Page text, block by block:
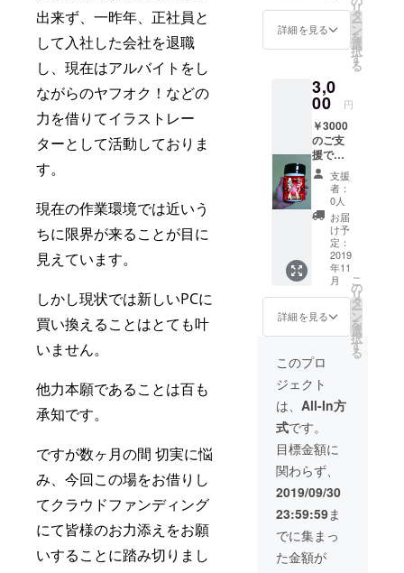
出来ず、一昨年、正社員と
して入社した会社を退職
し、現在はアルバイトをし
ながらのヤフオク！などの
力を借りてイラストレー
ターとして活動しておりま
す。
現在の作業環境では近いう
ちに限界が来ることが目に
見えています。
しかし現状では新しいPCに
買い換えることはとても叶
いません。
他力本願であることは百も
承知です。
ですが数ヶ月の間 切実に悩
み、今回この場をお借りし
てクラウドファンディング
にて皆様のお力添えをお願
いすることに踏み切りまし
ち）と
なりま
すと幸
いで
とは出
来ませ
るか
は、ラ
ンダム
イラス
ト（1人
組イラ
スト2つ
のう
ち）と
なりま
すので
ご了承
頂けま
すと幸
いで
す。
ト2つ計
8ページ
を使用
し冊子
せてい
ただき
ます。
(画像は
デザイ
ンのサ
ンプル
となり
ます。)
詳細を見る
リ
タ
ー
ン
を
選
択
す
る
3,0
00 円
￥3000
のご支
援で下
記の、
私が作
成した
イラス
トを使
用しタ
ンブ
ラーを
贈らせ
ていた
だきま
す。(画
像はデ
ザイン
のサン
プルと
なりま
す。
縦、横
1cm～
1.5cm
程の余
白がご
ざいま
す。) ※
こちら
のリ
ターン
支援
者：
0人
お届
け予
定：
2019
年11
月
詳細を見る
こ
の
リ
タ
ー
ン
を
選
択
す
る
このプロ
ジェクト
は、 All-In方
式です。
目標金額に
関わらず、
2019/09/30
23:59:59ま
でに集まっ
た金額が